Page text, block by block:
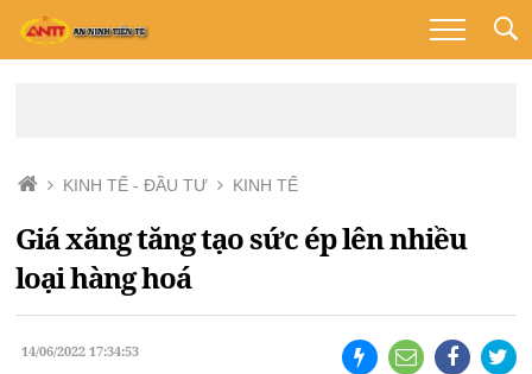
KINH TẾ - ĐẦU TƯ KINH TẾ
Giá xăng tăng tạo sức ép lên nhiều
loại hàng hoá
14/06/2022 17:34:53